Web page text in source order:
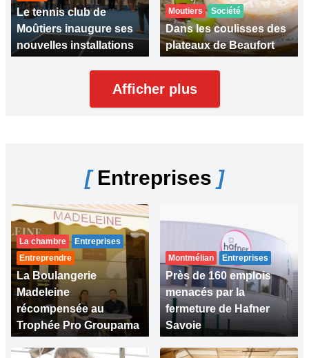
Le tennis club de
Moûtiers inaugure ses
nouvelles installations
Moutiers Société
Dans les coulisses des
plateaux de Beaufort
Afficher plus
[Entreprises ]
La chambre
Entreprises
Entreprendre
La Boulangerie
Madeleine
récompensée au
Trophée Pro Groupama
Montmélian Entreprises
Près de 160 emplois
menacés par la
fermeture de Hafner
Savoie